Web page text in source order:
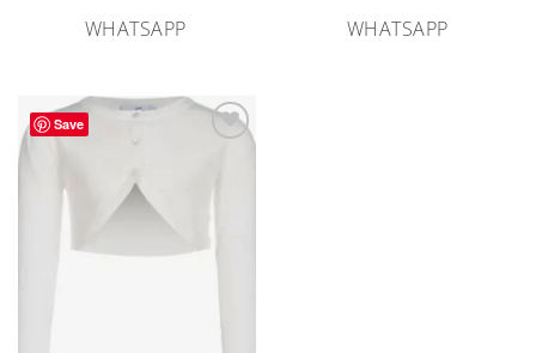
WHATSAPP
WHATSAPP
Save